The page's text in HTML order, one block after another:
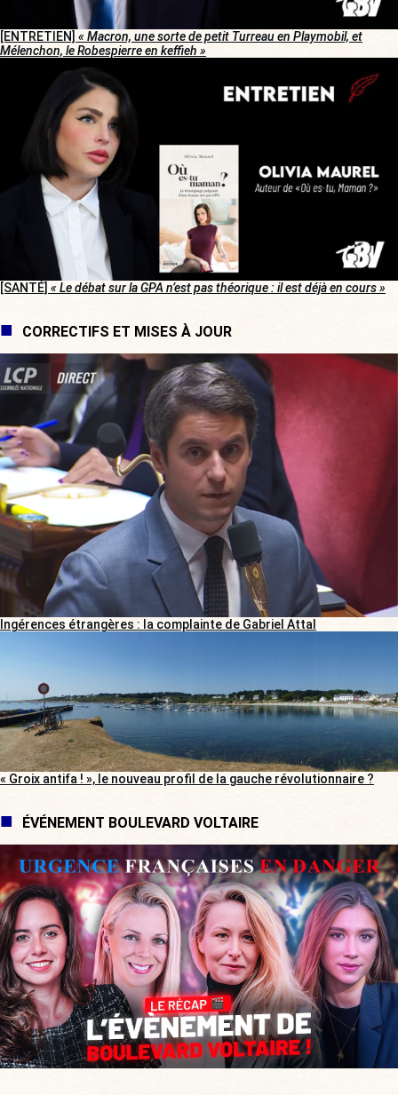
[ENTRETIEN] « Macron, une sorte de petit Turreau en Playmobil, et
Mélenchon, le Robespierre en keffieh »
[SANTÉ] « Le débat sur la GPA n’est pas théorique : il est déjà en cours »
CORRECTIFS ET MISES À JOUR
Ingérences étrangères : la complainte de Gabriel Attal
« Groix antifa ! », le nouveau profil de la gauche révolutionnaire ?
ÉVÉNEMENT BOULEVARD VOLTAIRE